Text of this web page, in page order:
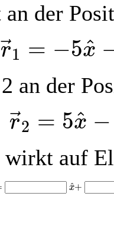
der
r1 = −5^
x
r→ 5 x
an der
r2 = 5^
x −
r→ =5x
auf
^
x+
x^+